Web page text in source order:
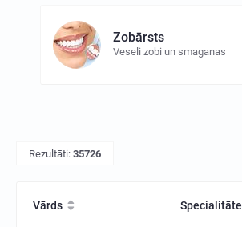
Zobārsts
Veseli zobi un smaganas
Rezultāti: 35726
Vārds Specialitāte